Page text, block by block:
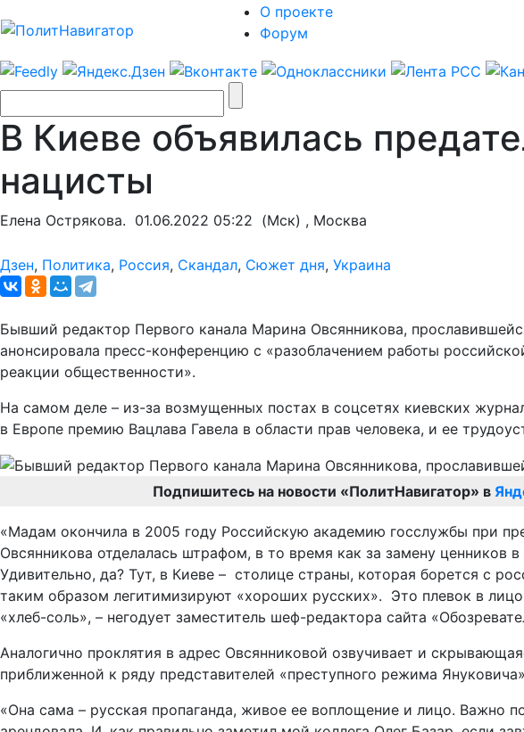
О проекте
Форум
В Киеве объявилась
нацисты
Елена Острякова. 01.06.2022 05:22 (Мск) , Москва
Дзен, Политика, Россия, Скандал, Сюжет дня, Украина
Бывший редактор Первого канала Марина Овсянникова,
анонсировала пресс-конференцию с «разоблачением работы
реакции общественности».
На самом деле – из-за возмущенных постах в соцсетях киевских
в Европе премию Вацлава Гавела в области прав человека, и ее
Подпишитесь на новости «ПолитНавигатор» в
«Мадам окончила в 2005 году Российскую академию госслужбы при
Овсянникова отделалась штрафом, в то время как за замену ценников
Удивительно, да? Тут, в Киеве – столице страны, которая борется с
таким образом легитимизируют «хороших русских». Это плевок в
«хлеб-соль», – негодует заместитель шеф-редактора сайта
Аналогично проклятия в адрес Овсянниковой озвучивает и
приближенной к ряду представителей «преступного режима
«Она сама – русская пропаганда, живое ее воплощение и лицо. Важно